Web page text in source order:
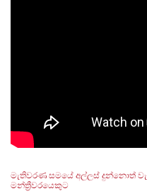
මැතිවරණ සමයේ අල්ලස් දුන්නොත්
මන්ත්‍රීවරයෙකුට